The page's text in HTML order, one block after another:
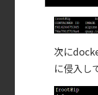
次に
に侵入し